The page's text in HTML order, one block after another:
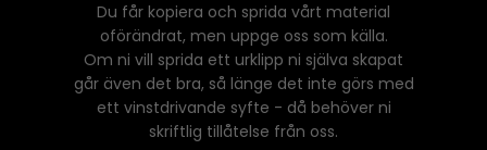
Du får kopiera och sprida vårt material
oförändrat, men uppge oss som källa.
Om ni vill sprida ett urklipp ni själva skapat
går även det bra, så länge det inte görs med
ett vinstdrivande syfte - då behöver ni
skriftlig tillåtelse från oss.